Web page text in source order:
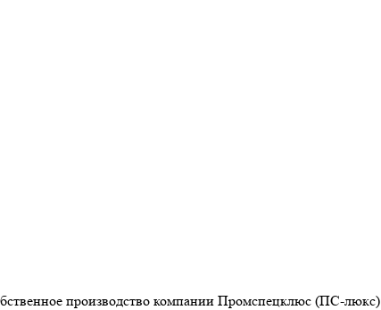
производство компании Промспецклюс (ПС-люкс)